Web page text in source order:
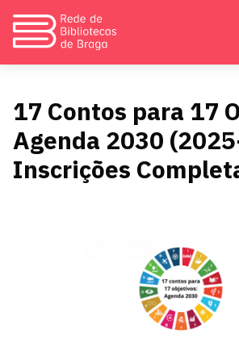
Atividades
Divulgação
Catálogos
17 Contos para 17
Agenda 2030
Inscrições